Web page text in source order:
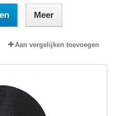
Meer
Aan vergelijken toevoegen